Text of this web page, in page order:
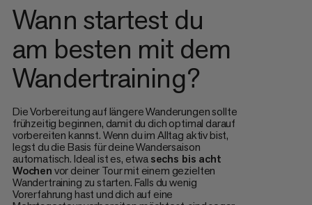
Wann startest du
am besten mit dem
Wandertraining?
Die Vorbereitung auf längere Wanderungen sollte
frühzeitig beginnen, damit du dich optimal darauf
vorbereiten kannst. Wenn du im Alltag aktiv bist,
legst du die Basis für deine Wandersaison
automatisch. Ideal ist es, etwasechs bis acht
Wochenvor deiner Tour mit einem gezielten
Wandertraining zu starten. Falls du wenig
Vorerfahrung hast und dich auf eine